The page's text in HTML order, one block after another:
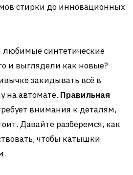
стирки до инновационных
любимые синтетические
и выглядели как новые?
закидывать всё в
на автомате. Правильная
внимания к деталям,
Давайте разберемся, как
чтобы катышки